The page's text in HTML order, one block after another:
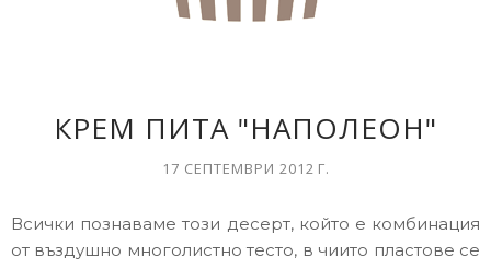
КРЕМ ПИТА "НАПОЛЕОН"
17 СЕПТЕМВРИ 2012 Г.
Всички познаваме този десерт, който е комбинация
от въздушно многолистно тесто, в чиито пластове се